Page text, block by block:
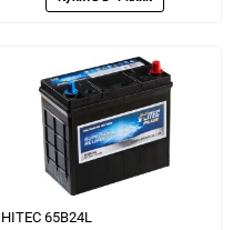
HITEC 65B24L